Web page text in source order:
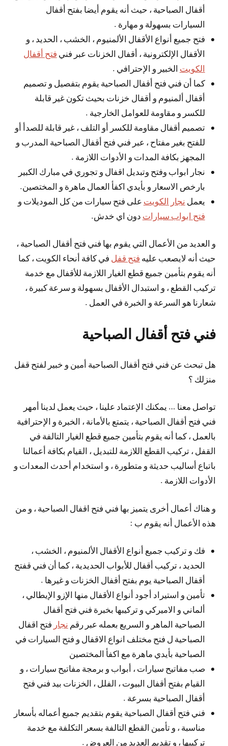
أقفال الصباحية ، حيث أنه يقوم أيضا بفتح أقفال
السيارات بسهولة و مهارة .
فتح جميع أنواع الأقفال الألمنيوم ، الخشب ، الحديد ، و
الأقفال الإلكترونية ، أقفال الخزنات عبر فني فتح أقفال
الكويت الخبير و الإحترافي .
كما أن فني فتح أقفال الصباحية يقوم بتفصيل و تصميم
أقفال ألمنيوم و أقفال خزنات بحيث تكون غير قابلة
للكسر و مقاومة للعوامل الخارجية .
تصميم أقفال مقاومة للكسر أو التلف ، غير قابلة للصدأ أو
للفتح بغير مفتاح ، عبر فني فتح أقفال الصباحية المدرب و
المجهز بكافة المدات و الأدوات اللازمة .
نجار ابواب وفتح وتبديل اقفال و تجوري في مبارك الكبير
بارخص الاسعار و بأيدي اكفأ العمال ماهرة و المختصين.
يعمل نجار الكويت على فتح سيارات من كل الموديلات و
فتح ابواب سيارات دون اي خدش.
و العديد من الأعمال التي يقوم بها فني فتح أقفال الصباحية ،
حيث أنه لايصعب عليه فتح قفل في كافة أنحاء الكويت ، كما
أنه يقوم بتأمين جميع قطع الغيار اللازمة للأقفال مع خدمة
تركيب القطع ، و استبدال الأقفال بسهولة و سرعة كبيرة ،
شعارنا هو السرعة و الخبرة في العمل .
فني فتح أقفال الصباحية
هل تبحث عن فني فتح أقفال الصباحية أمين و خبير لفتح قفل
منزلك ؟
تواصل معنا … يمكنك الإعتماد علينا ، حيث يعمل لدينا أمهر
فني فتح أقفال الصباحية ، يتمتع بالأمانة ، الخبرة و الإحترافية
بالعمل ، كما أنه يقوم بتأمين جميع قطع الغيار التالفة في
القفل ، تركيب القطع اللازمة للتبديل ، القيام بكافة أعمالنا
باتباع أساليب حديثة و متطورة ، و استخدام أحدث المعدات و
الأدوات اللازمة .
و هناك أعمال أخرى يتميز بها فني فتح اقفال الصباحية ، و من
هذه الأعمال أنه يقوم ب :
فك و تركيب جميع أنواع الأقفال الألمنيوم ، الخشب ،
الحديد ، تركيب أقفال للأبواب الحديدية ، كما أن فني قفتح
أقفال الصباحية يوم بفتح أقفال الخزنات و غيرها .
تأمين و استيراد أجود أنواع الأقفال منها الإزو الإيطالي ،
ألماني و الاميركي و تركيبها بخبرة فني فتح أقفال
الصباحية الماهر و السريع بعمله عبر رقم نجار فتح اقفال
الصباحية ل فتح مختلف انواع الاقفال و فتح السيارات في
الصباحية بأيدي ماهرة مع اكفأ المختصين
صب مفاتيح سيارات ، أبواب و برمجة مفاتيح سيارات ، و
القيام بفتح أقفال البيوت ، الفلل ، الخزنات بيد فني فتح
أقفال الصباحية بسرعة .
فني فتح أقفال الصباحية يقوم بتقديم جميع أعماله بأسعار
مناسبة ، و تأمين القطع التالفة بسعر التكلفة مع خدمة
تركيبها ، و تقديم العديد من العروض .